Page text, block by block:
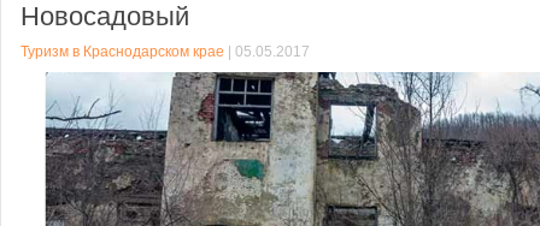
Новосадовый
Туризм в Краснодарском крае | 05.05.2017